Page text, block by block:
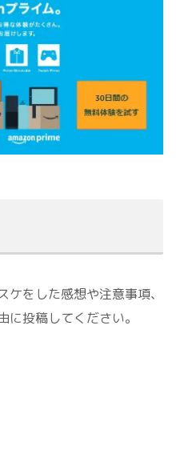
ケをした感想や注意事項、
投稿してください。